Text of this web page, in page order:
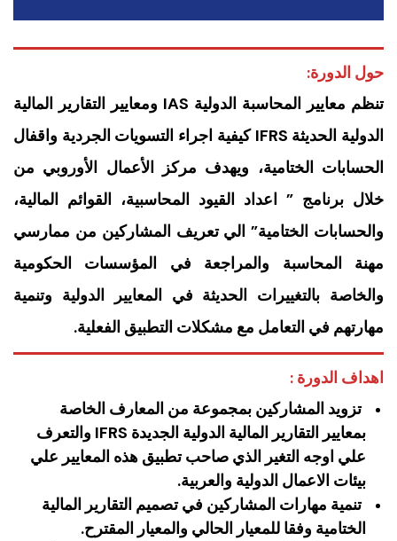
حول الدورة:
تنظم معايير المحاسبة الدولية IAS ومعايير التقارير المالية
الدولية الحديثة IFRS كيفية اجراء التسويات الجردية واقفال
الحسابات الختامية، ويهدف مركز الأعمال الأوروبي من
خلال برنامج ” اعداد القيود المحاسبية، القوائم المالية،
والحسابات الختامية” الي تعريف المشاركين من ممارسي
مهنة المحاسبة والمراجعة في المؤسسات الحكومية
والخاصة بالتغييرات الحديثة في المعايير الدولية وتنمية
مهارتهم في التعامل مع مشكلات التطبيق الفعلية.
اهداف الدورة :
تزويد المشاركين بمجموعة من المعارف الخاصة
بمعايير التقارير المالية الدولية الجديدة IFRS والتعرف
علي اوجه التغير الذي صاحب تطبيق هذه المعايير علي
بيئات الاعمال الدولية والعربية.
تنمية مهارات المشاركين في تصميم التقارير المالية
الختامية وفقا للمعيار الحالي والمعيار المقترح.